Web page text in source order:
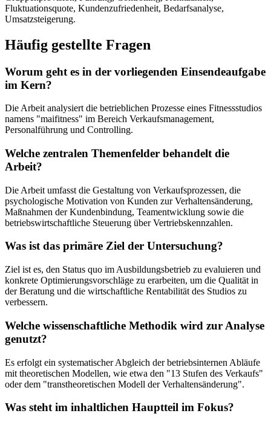
Fluktuationsquote, Kundenzufriedenheit, Bedarfsanalyse,
Umsatzsteigerung.
Häufig gestellte Fragen
Worum geht es in der vorliegenden Einsendeaufgabe
im Kern?
Die Arbeit analysiert die betrieblichen Prozesse eines Fitnessstudios
namens "maifitness" im Bereich Verkaufsmanagement,
Personalführung und Controlling.
Welche zentralen Themenfelder behandelt die
Arbeit?
Die Arbeit umfasst die Gestaltung von Verkaufsprozessen, die
psychologische Motivation von Kunden zur Verhaltensänderung,
Maßnahmen der Kundenbindung, Teamentwicklung sowie die
betriebswirtschaftliche Steuerung über Vertriebskennzahlen.
Was ist das primäre Ziel der Untersuchung?
Ziel ist es, den Status quo im Ausbildungsbetrieb zu evaluieren und
konkrete Optimierungsvorschläge zu erarbeiten, um die Qualität in
der Beratung und die wirtschaftliche Rentabilität des Studios zu
verbessern.
Welche wissenschaftliche Methodik wird zur Analyse
genutzt?
Es erfolgt ein systematischer Abgleich der betriebsinternen Abläufe
mit theoretischen Modellen, wie etwa den "13 Stufen des Verkaufs"
oder dem "transtheoretischen Modell der Verhaltensänderung".
Was steht im inhaltlichen Hauptteil im Fokus?